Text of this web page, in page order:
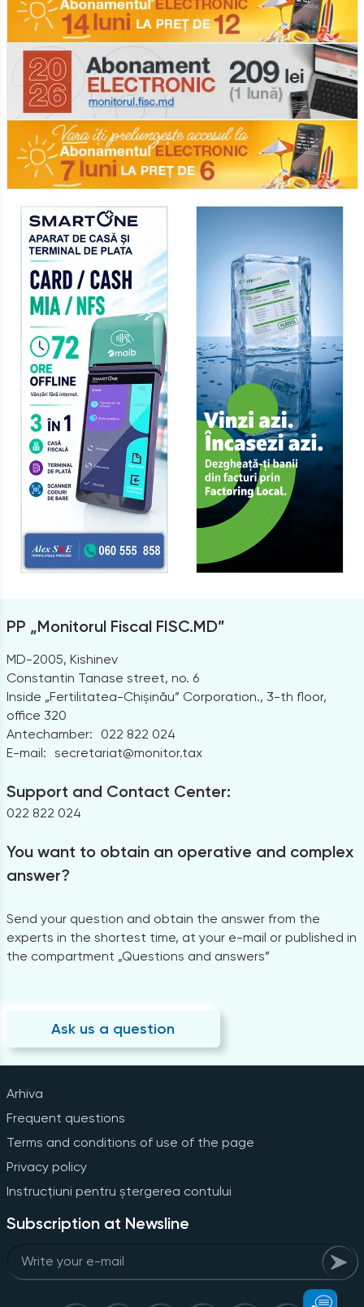
PP „Monitorul Fiscal FISC.MD”
MD-2005, Kishinev
Constantin Tanase street, no. 6
Inside „Fertilitatea-Chișinău” Corporation., 3-th floor,
office 320
Antechamber:
022 822 024
E-mail: secretariat@monitor.tax
Support and Contact Center:
022 822 024
You want to obtain an operative and complex
answer?
Send your question and obtain the answer from the
experts in the shortest time, at your e-mail or published in
the compartment „Questions and answers”
Ask us a question
Arhiva
Frequent questions
Terms and conditions of use of the page
Privacy policy
Instrucțiuni pentru ștergerea contului
Subscription at Newsline